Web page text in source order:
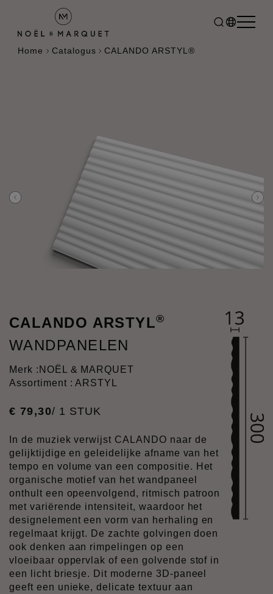
Home Catalogus CALANDO ARSTYL®
CALANDO ARSTYL®
WANDPANELEN
Merk : NOËL & MARQUET
Assortiment : ARSTYL
€ 79,30/ 1 STUK
In de muziek verwijst CALANDO naar de
gelijktijdige en geleidelijke afname van het
tempo en volume van een compositie. Het
organische motief van het wandpaneel
onthult een opeenvolgend, ritmisch patroon
met variërende intensiteit, waardoor het
designelement een vorm van herhaling en
regelmaat krijgt. De zachte golvingen doen
ook denken aan rimpelingen op een
vloeibaar oppervlak of een golvende stof in
een licht briesje. Dit moderne 3D-paneel
geeft een unieke, delicate textuur aan